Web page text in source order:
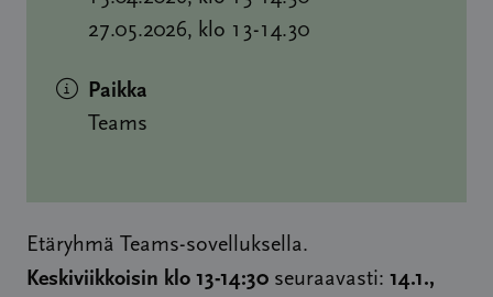
27.05.2026, klo 13-14.30
Paikka
Teams
Etäryhmä Teams-sovelluksella.
Keskiviikkoisin klo 13-14:30 seuraavasti: 14.1.,